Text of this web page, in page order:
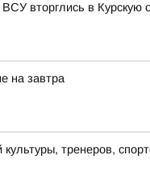
вторглись в
на завтра
тренеров,